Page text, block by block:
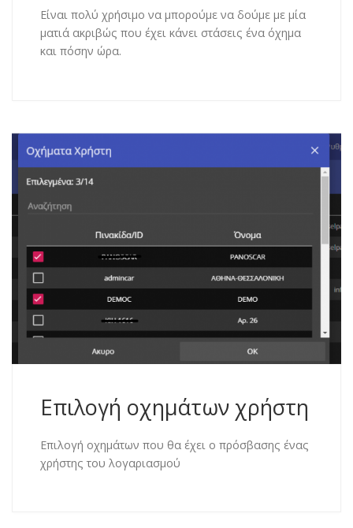
Είναι πολύ χρήσιμο να μπορούμε να δούμε με μία
ματιά ακριβώς που έχει κάνει στάσεις ένα όχημα
και πόσην ώρα.
Επιλογή οχημάτων χρήστη
Επιλογή οχημάτων που θα έχει ο πρόσβασης ένας
χρήστης του λογαριασμού